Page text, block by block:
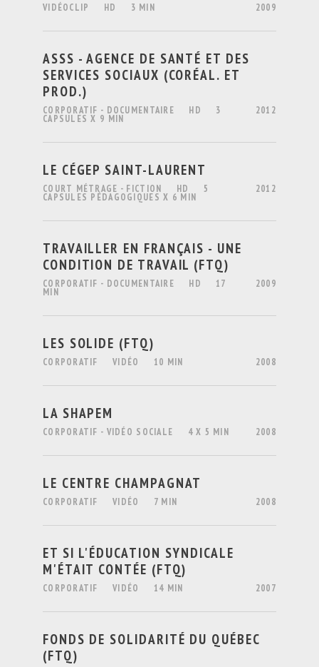
VIDÉOCLIP HD 3 MIN 2009
ASSS - AGENCE DE SANTÉ ET DES
SERVICES SOCIAUX (CORÉAL. ET
PROD.)
CORPORATIF - DOCUMENTAIRE HD 3
CAPSULES X 9 MIN
2012
LE CÉGEP SAINT-LAURENT
COURT MÉTRAGE - FICTION HD 5
CAPSULES PÉDAGOGIQUES X 6 MIN
2012
TRAVAILLER EN FRANÇAIS - UNE
CONDITION DE TRAVAIL (FTQ)
CORPORATIF - DOCUMENTAIRE HD 17
MIN
2009
LES SOLIDE (FTQ)
CORPORATIF VIDÉO 10 MIN 2008
LA SHAPEM
CORPORATIF - VIDÉO SOCIALE 4 X 5 MIN 2008
LE CENTRE CHAMPAGNAT
CORPORATIF VIDÉO 7 MIN 2008
ET SI L'ÉDUCATION SYNDICALE
M'ÉTAIT CONTÉE (FTQ)
CORPORATIF VIDÉO 14 MIN 2007
FONDS DE SOLIDARITÉ DU QUÉBEC
(FTQ)